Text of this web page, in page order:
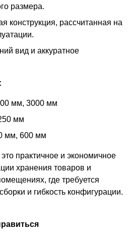
размера.
конструкция, рассчитанная на
вид и аккуратное
мм, 3000 мм
мм
мм, 600 мм
практичное и экономичное
хранения товаров и
где требуется
и гибкость конфигурации.